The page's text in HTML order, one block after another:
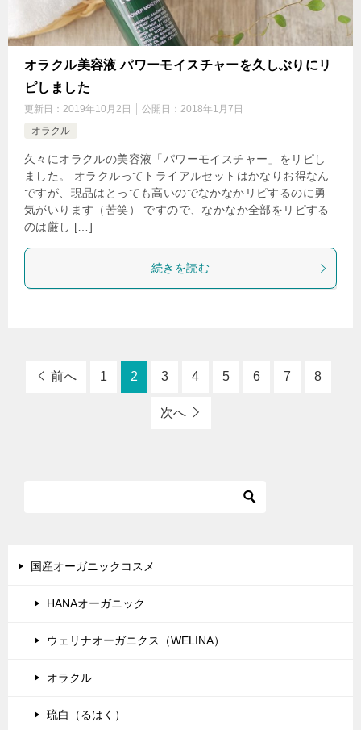
オラクル美容液 パワーモイスチャーを久しぶりにリ
ピしました
更新日： 2019年10月2日 公開日： 2018年1月7日
オラクル
久々にオラクルの美容液「パワーモイスチャー」をリピし
ました。 オラクルってトライアルセットはかなりお得なん
ですが、現品はとっても高いのでなかなかリピするのに勇
気がいります（苦笑） ですので、なかなか全部をリピする
のは厳し […]
続きを読む
前へ 1 2 3 4 5 6 7 8
次へ
国産オーガニックコスメ
HANAオーガニック
ウェリナオーガニクス（WELINA）
オラクル
琉白（るはく）